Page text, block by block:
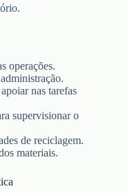
operações.
nas tarefas
supervisionar o
de reciclagem.
materiais.